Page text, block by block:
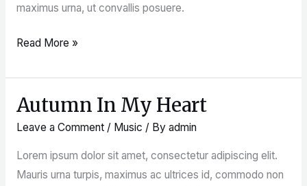
maximus urna, ut convallis posuere.
Read More »
Autumn In My Heart
Leave a Comment / Music / By admin
Lorem ipsum dolor sit amet, consectetur adipiscing elit.
Mauris urna turpis, maximus ac ultrices id, commodo non
Autumn
In
Heart